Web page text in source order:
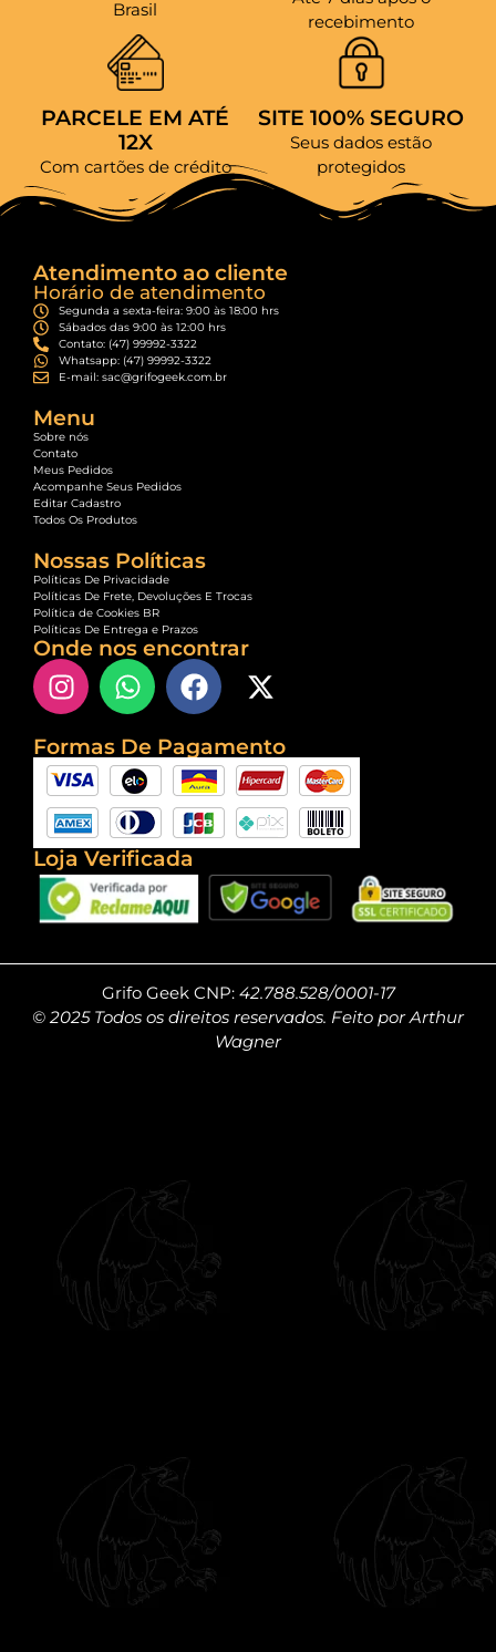
Brasil
recebimento
PARCELE EM ATÉ
12X
Com cartões de crédito
SITE 100% SEGURO
Seus dados estão
protegidos
Atendimento ao cliente
Horário de atendimento
Segunda a sexta-feira: 9:00 às 18:00 hrs
Sábados das 9:00 às 12:00 hrs
Contato: (47) 99992-3322
Whatsapp: (47) 99992-3322
E-mail: sac@grifogeek.com.br
Menu
Sobre nós
Contato
Meus Pedidos
Acompanhe Seus Pedidos
Editar Cadastro
Todos Os Produtos
Nossas Políticas
Políticas De Privacidade
Políticas De Frete, Devoluções E Trocas
Política de Cookies BR
Políticas De Entrega e Prazos
Onde nos encontrar
Formas De Pagamento
Loja Verificada
Grifo Geek CNP: 42.788.528/0001-17
© 2025 Todos os direitos reservados. Feito por Arthur
Wagner